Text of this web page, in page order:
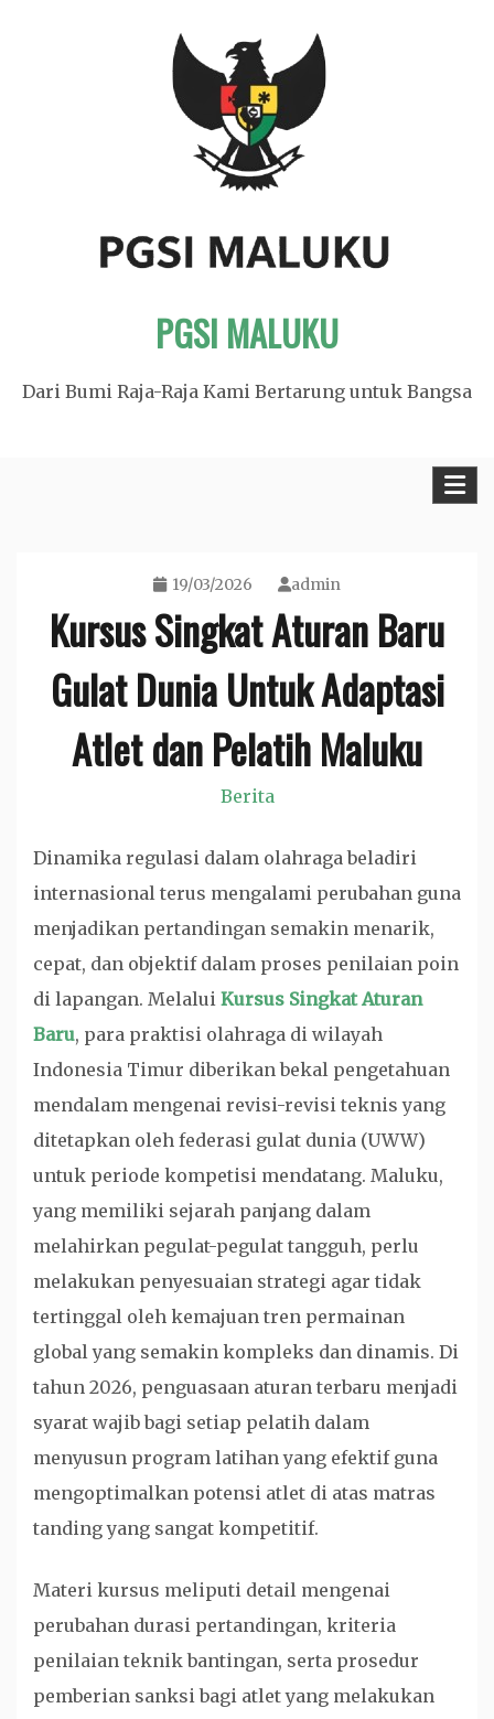
PGSI MALUKU
Dari Bumi Raja-Raja Kami Bertarung untuk Bangsa
19/03/2026 admin
Kursus Singkat Aturan Baru
Gulat Dunia Untuk Adaptasi
Atlet dan Pelatih Maluku
Berita
Dinamika regulasi dalam olahraga beladiri
internasional terus mengalami perubahan guna
menjadikan pertandingan semakin menarik,
cepat, dan objektif dalam proses penilaian poin
di lapangan. Melalui Kursus Singkat Aturan
Baru, para praktisi olahraga di wilayah
Indonesia Timur diberikan bekal pengetahuan
mendalam mengenai revisi-revisi teknis yang
ditetapkan oleh federasi gulat dunia (UWW)
untuk periode kompetisi mendatang. Maluku,
yang memiliki sejarah panjang dalam
melahirkan pegulat-pegulat tangguh, perlu
melakukan penyesuaian strategi agar tidak
tertinggal oleh kemajuan tren permainan
global yang semakin kompleks dan dinamis. Di
tahun 2026, penguasaan aturan terbaru menjadi
syarat wajib bagi setiap pelatih dalam
menyusun program latihan yang efektif guna
mengoptimalkan potensi atlet di atas matras
tanding yang sangat kompetitif.
Materi kursus meliputi detail mengenai
perubahan durasi pertandingan, kriteria
penilaian teknik bantingan, serta prosedur
pemberian sanksi bagi atlet yang melakukan